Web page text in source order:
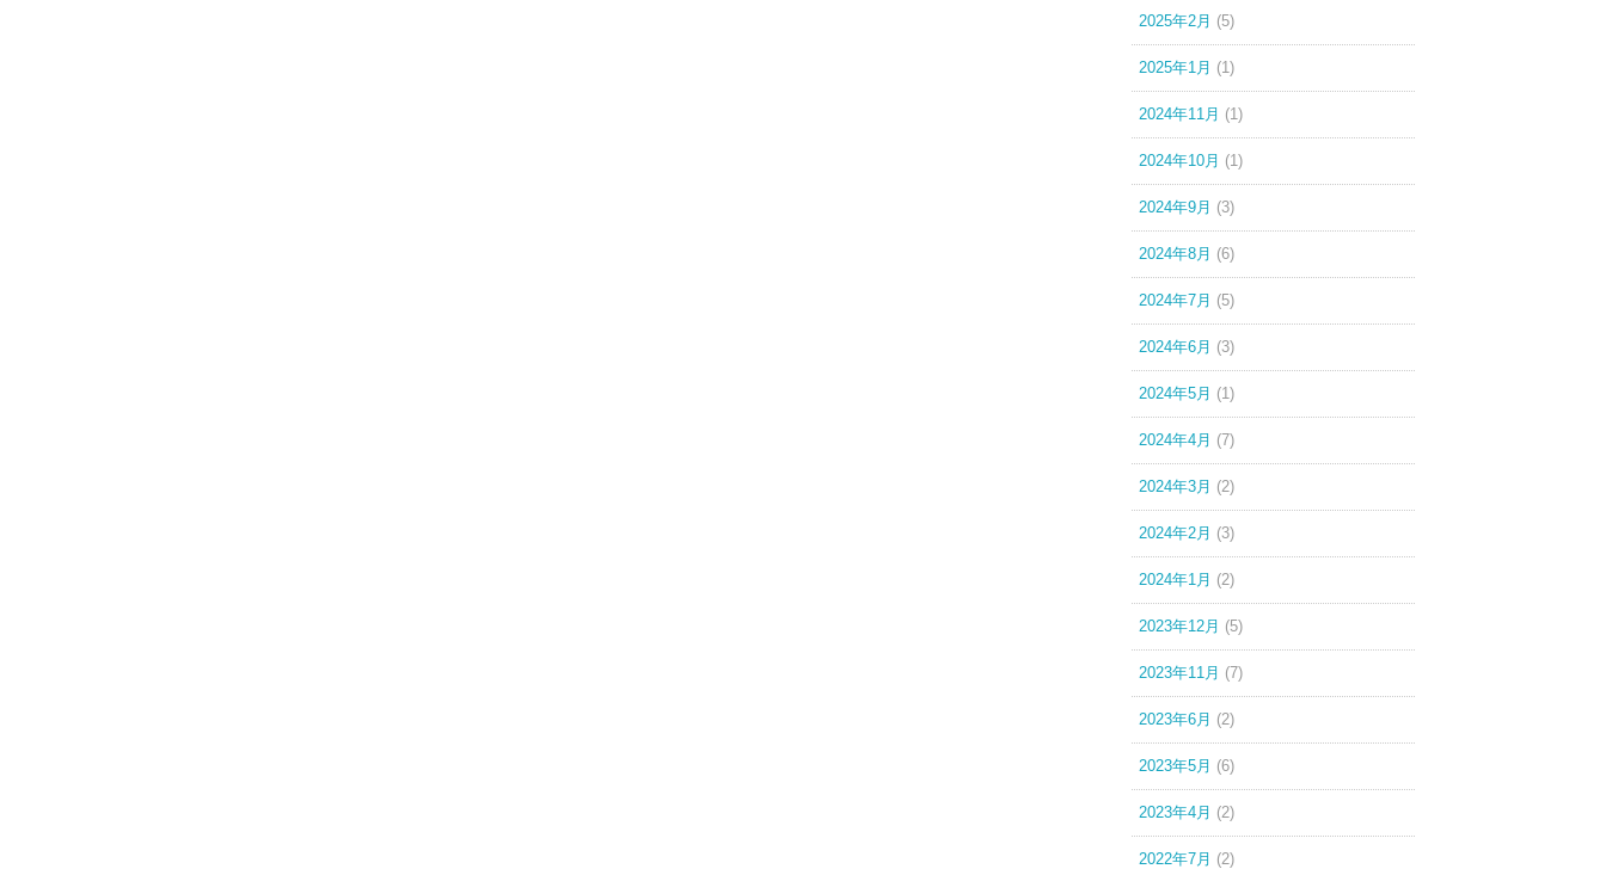
2025年2月 (5)
2025年1月 (1)
2024年11月 (1)
2024年10月 (1)
2024年9月 (3)
2024年8月 (6)
2024年7月 (5)
2024年6月 (3)
2024年5月 (1)
2024年4月 (7)
2024年3月 (2)
2024年2月 (3)
2024年1月 (2)
2023年12月 (5)
2023年11月 (7)
2023年6月 (2)
2023年5月 (6)
2023年4月 (2)
2022年7月 (2)